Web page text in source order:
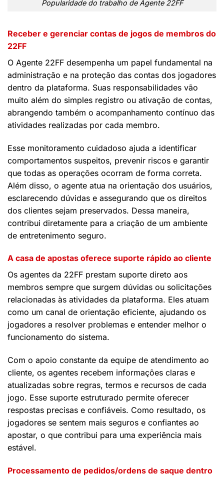
Popularidade do trabalho de Agente 22FF
Receber e gerenciar contas de jogos de membros do
22FF
O Agente 22FF desempenha um papel fundamental na
administração e na proteção das contas dos jogadores
dentro da plataforma. Suas responsabilidades vão
muito além do simples registro ou ativação de contas,
abrangendo também o acompanhamento contínuo das
atividades realizadas por cada membro.
Esse monitoramento cuidadoso ajuda a identificar
comportamentos suspeitos, prevenir riscos e garantir
que todas as operações ocorram de forma correta.
Além disso, o agente atua na orientação dos usuários,
esclarecendo dúvidas e assegurando que os direitos
dos clientes sejam preservados. Dessa maneira,
contribui diretamente para a criação de um ambiente
de entretenimento seguro.
A casa de apostas oferece suporte rápido ao cliente
Os agentes da 22FF prestam suporte direto aos
membros sempre que surgem dúvidas ou solicitações
relacionadas às atividades da plataforma. Eles atuam
como um canal de orientação eficiente, ajudando os
jogadores a resolver problemas e entender melhor o
funcionamento do sistema.
Com o apoio constante da equipe de atendimento ao
cliente, os agentes recebem informações claras e
atualizadas sobre regras, termos e recursos de cada
jogo. Esse suporte estruturado permite oferecer
respostas precisas e confiáveis. Como resultado, os
jogadores se sentem mais seguros e confiantes ao
apostar, o que contribui para uma experiência mais
estável.
Processamento de pedidos/ordens de saque dentro